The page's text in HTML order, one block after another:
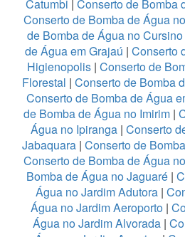
Catumbi Conserto de Bomba
Conserto de Bomba de Água
de Bomba de Água no Cursino
de Água em Grajaú | Conserto
Higienopolis| Conserto de
Florestal | Conserto de Bomba
Conserto de Bomba de Água
de Bomba de Água no Imirim |
Água no Ipiranga | Conserto
Jabaquara | Conserto de
Conserto de Bomba de Água
Bomba de Água no Jaguaré|
Água no Jardim Adutora |
Água no Jardim Aeroporto |
Água no Jardim Alvorada |